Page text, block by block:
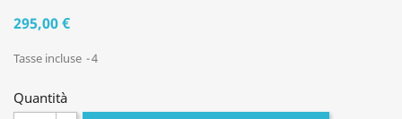
295,00 €
Tasse incluse 4
Quantità